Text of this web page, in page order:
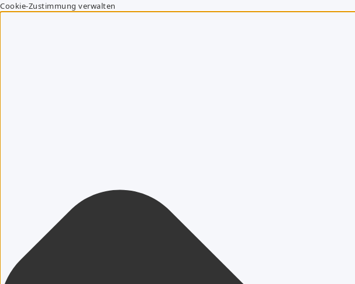
Cookie-Zustimmung verwalten